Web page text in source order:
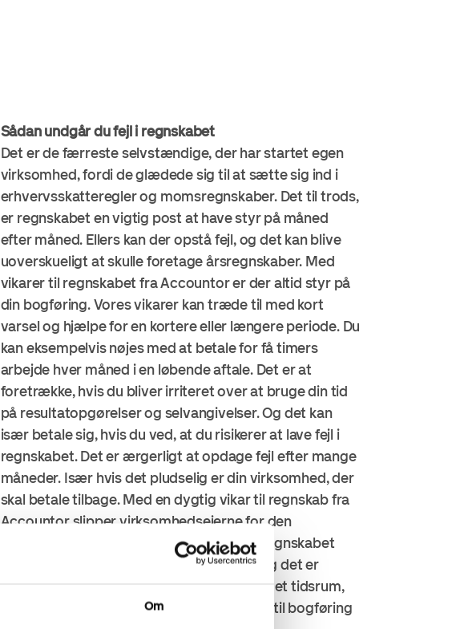
Om
Sådan undgår du fejl i regnskabet
Det er de færreste selvstændige, der har startet egen
virksomhed, fordi de glædede sig til at sætte sig ind i
erhvervsskatteregler og momsregnskaber. Det til trods,
er regnskabet en vigtig post at have styr på måned
efter måned. Ellers kan der opstå fejl, og det kan blive
uoverskueligt at skulle foretage årsregnskaber. Med
vikarer til regnskabet fra Accountor er der altid styr på
din bogføring. Vores vikarer kan træde til med kort
varsel og hjælpe for en kortere eller længere periode. Du
kan eksempelvis nøjes med at betale for få timers
arbejde hver måned i en løbende aftale. Det er at
foretrække, hvis du bliver irriteret over at bruge din tid
på resultatopgørelser og selvangivelser. Og det kan
især betale sig, hvis du ved, at du risikerer at lave fejl i
regnskabet. Det er ærgerligt at opdage fejl efter mange
måneder. Især hvis det pludselig er din virksomhed, der
skal betale tilbage. Med en dygtig vikar til regnskab fra
Accountor slipper virksomhedsejerne for den
tidskrævende bogføring og sikrer sig, at regnskabet
altid er up to date. Vikarerne er fleksible, og det er
muligt at få assistance til de opgaver og i det tidsrum,
hvor det er relevant. Læs mere om vikarer til bogføring